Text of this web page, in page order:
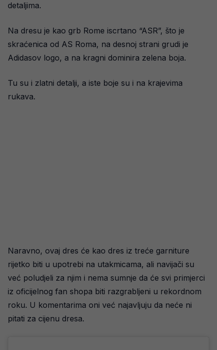
detaljima.
Na dresu je kao grb Rome iscrtano “ASR”, što je
skraćenica od AS Roma, na desnoj strani grudi je
Adidasov logo, a na kragni dominira zelena boja.
Tu su i zlatni detalji, a iste boje su i na krajevima
rukava.
Naravno, ovaj dres će kao dres iz treće garniture
rijetko biti u upotrebi na utakmicama, ali navijači su
već poludjeli za njim i nema sumnje da će svi primjerci
iz oficijelnog fan shopa biti razgrabljeni u rekordnom
roku. U komentarima oni već najavljuju da neće ni
pitati za cijenu dresa.